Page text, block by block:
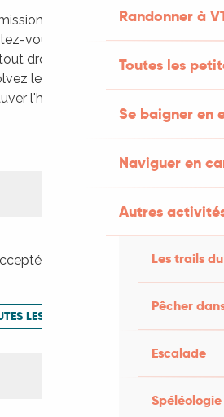
Randonner à
Toutes les
Se baigner en
Naviguer en
Autres
Les trails
Pêcher
Escalade
Spéléologie
? Et saurez-vous en
vous dans la peau d'un
droit du futur, faites des
les énigmes qui vous
l'humanité !
LES PRESTATIONS